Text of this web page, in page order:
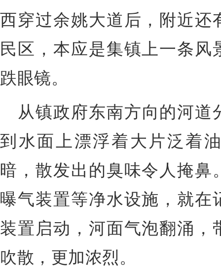
西穿过余姚大道后，附近还
民区，本应是集镇上一条
跌眼镜。
从镇政府东南方向的河
到水面上漂浮着大片泛着
暗，散发出的臭味令人掩鼻
曝气装置等净水设施，就在
装置启动，河面气泡翻涌，
吹散，更加浓烈。